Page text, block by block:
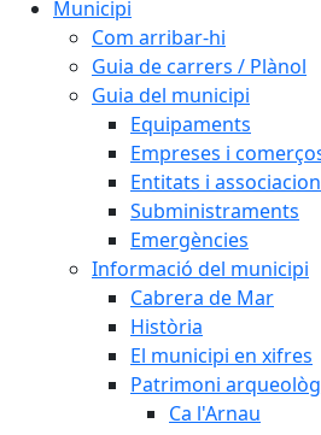
Municipi
Com arribar-hi
Guia de carrers / Plànol
Guia del municipi
Equipaments
Empreses i
Entitats i
Subministraments
Emergències
Informació del municipi
Cabrera de Mar
Història
El municipi en xifres
Patrimoni
Ca l'Arnau